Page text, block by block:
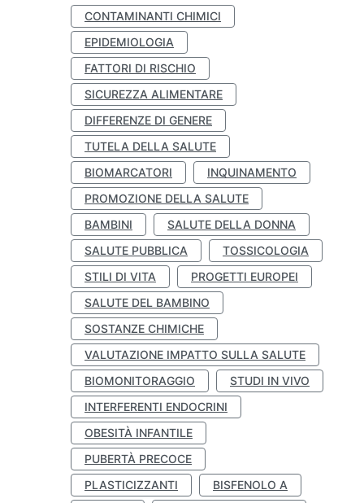
CONTAMINANTI CHIMICI
EPIDEMIOLOGIA
FATTORI DI RISCHIO
SICUREZZA ALIMENTARE
DIFFERENZE DI GENERE
TUTELA DELLA SALUTE
BIOMARCATORI
INQUINAMENTO
PROMOZIONE DELLA SALUTE
BAMBINI
SALUTE DELLA DONNA
SALUTE PUBBLICA
TOSSICOLOGIA
STILI DI VITA
PROGETTI EUROPEI
SALUTE DEL BAMBINO
SOSTANZE CHIMICHE
VALUTAZIONE IMPATTO SULLA SALUTE
BIOMONITORAGGIO
STUDI IN VIVO
INTERFERENTI ENDOCRINI
OBESITÀ INFANTILE
PUBERTÀ PRECOCE
PLASTICIZZANTI
BISFENOLO A